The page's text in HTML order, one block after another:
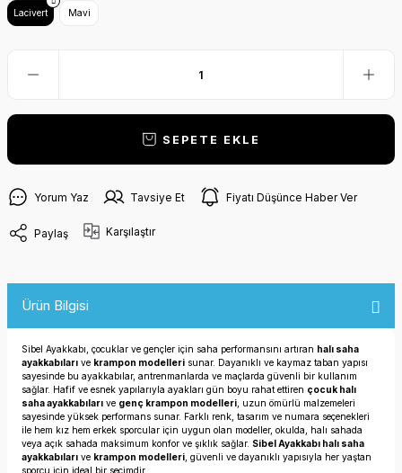
Lacivert Mavi
SEPETE EKLE
Yorum Yaz Tavsiye Et Fiyatı Düşünce Haber Ver
Paylaş Karşılaştır
Ürün Bilgisi
Sibel Ayakkabı, çocuklar ve gençler için saha performansını artıran halı saha
ayakkabıları ve krampon modelleri sunar. Dayanıklı ve kaymaz taban yapısı
sayesinde bu ayakkabılar, antrenmanlarda ve maçlarda güvenli bir kullanım
sağlar. Hafif ve esnek yapılarıyla ayakları gün boyu rahat ettiren çocuk halı
saha ayakkabıları ve genç krampon modelleri , uzun ömürlü malzemeleri
sayesinde yüksek performans sunar. Farklı renk, tasarım ve numara seçenekleri
ile hem kız hem erkek sporcular için uygun olan modeller, okulda, halı sahada
veya açık sahada maksimum konfor ve şıklık sağlar. Sibel Ayakkabı halı saha
ayakkabıları ve krampon modelleri , güvenli ve dayanıklı yapısıyla her yaştan
sporcu için ideal bir seçimdir.